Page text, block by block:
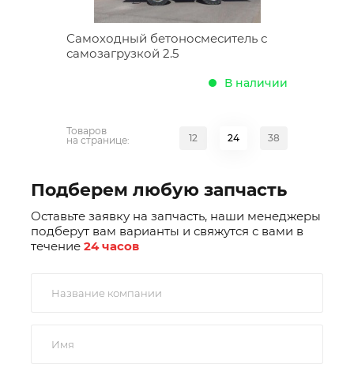
Самоходный бетоносмеситель с
самозагрузкой 2.5
В наличии
Товаров
на странице:
12 24 38
Подберем любую запчасть
Оставьте заявку на запчасть, наши менеджеры
подберут вам варианты и свяжутся с вами в
течение 24 часов